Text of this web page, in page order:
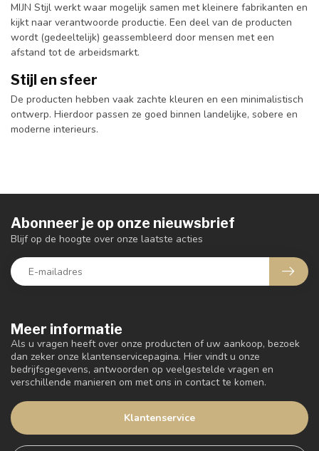
MIJN Stijl werkt waar mogelijk samen met kleinere fabrikanten en
kijkt naar verantwoorde productie. Een deel van de producten
wordt (gedeeltelijk) geassembleerd door mensen met een
afstand tot de arbeidsmarkt.
Stijl en sfeer
De producten hebben vaak zachte kleuren en een minimalistisch
ontwerp. Hierdoor passen ze goed binnen landelijke, sobere en
moderne interieurs.
Meer informatie
Als u vragen heeft over onze producten of uw aankoop, bezoek
dan zeker onze klantenservicepagina. Hier vindt u onze
bedrijfsgegevens, antwoorden op veelgestelde vragen en
verschillende manieren om met ons in contact te komen.
Klantenservice
Abonneer je op onze nieuwsbrief
Blijf op de hoogte over onze laatste acties